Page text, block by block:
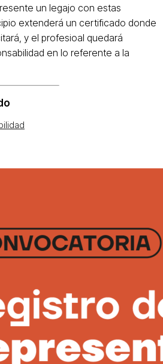
un legajo con estas
extenderá un certificado donde
y el profesioal quedará
en lo referente a la